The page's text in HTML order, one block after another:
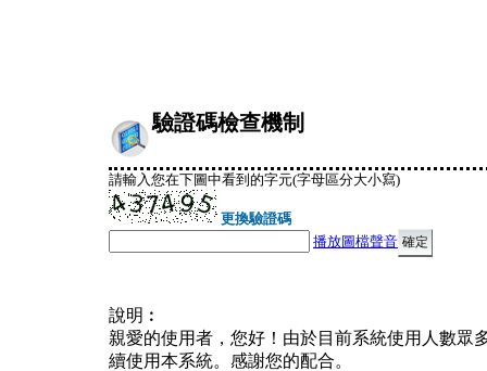
驗證碼檢查機制
請輸入您在下圖中看到的字元(字母區分大小寫)
更換驗證碼
播放圖檔聲音
說明︰
親愛的使用者，您好！由於目前系統使用人數眾
續使用本系統。感謝您的配合。